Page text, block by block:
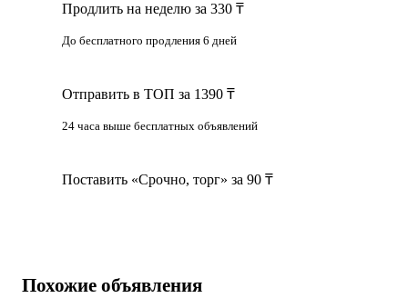
Продлить на неделю за 330 ₸
До бесплатного продления 6 дней
Отправить в ТОП за 1390 ₸
24 часа выше бесплатных объявлений
Поставить «Срочно, торг» за 90 ₸
Похожие объявления